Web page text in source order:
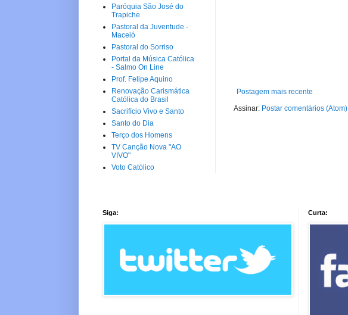
Postagem mais recente
Assinar: Postar comentários (Atom)
Paróquia São José do
Trapiche
Pastoral da Juventude -
Maceió
Pastoral do Sorriso
Portal da Música Católica
- Salmo On Line
Prof. Felipe Aquino
Renovação Carismática
Católica do Brasil
Sacrifício Vivo e Santo
Santo do Dia
Terço dos Homens
TV Canção Nova "AO
VIVO"
Voto Católico
Siga: Curta: